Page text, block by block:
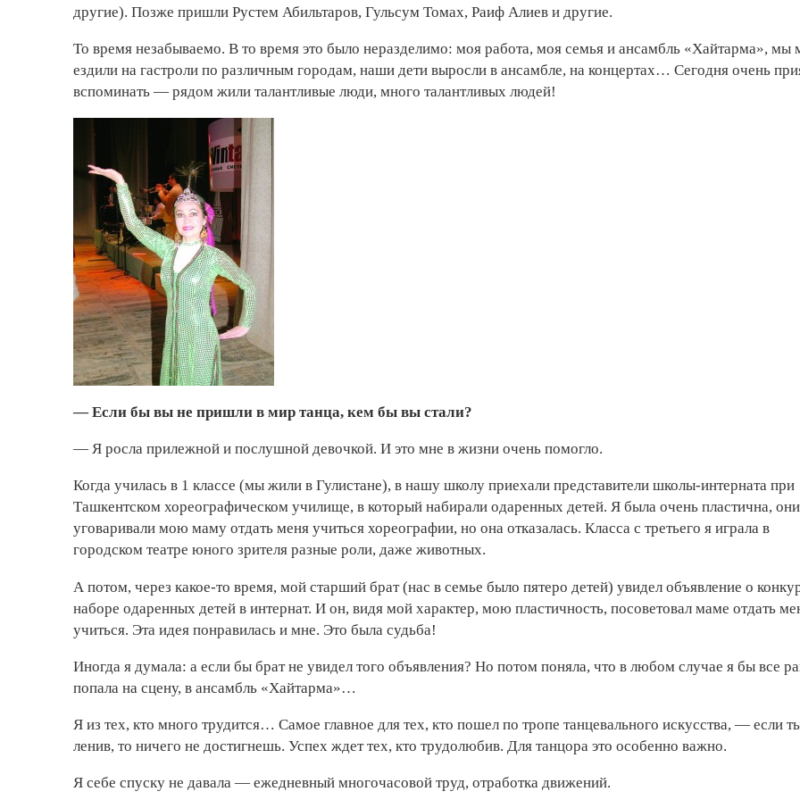
другие). Позже пришли Рустем Абильтаров, Гульсум Томах, Раиф Алиев и другие.
То время незабываемо. В то время это было неразделимо: моя работа, моя семья и ансамбль «Хайтарма», мы
ездили на гастроли по различным городам, наши дети выросли в ансамбле, на концертах… Сегодня очень
вспоминать — рядом жили талантливые люди, много талантливых людей!
— Если бы вы не пришли в мир танца, кем бы вы стали?
— Я росла прилежной и послушной девочкой. И это мне в жизни очень помогло.
Когда училась в 1 классе (мы жили в Гулистане), в нашу школу приехали представители школы-интерната при
Ташкентском хореографическом училище, в который набирали одаренных детей. Я была очень пластична, они
уговаривали мою маму отдать меня учиться хореографии, но она отказалась. Класса с третьего я играла в
городском театре юного зрителя разные роли, даже животных.
А потом, через какое-то время, мой старший брат (нас в семье было пятеро детей) увидел объявление о
наборе одаренных детей в интернат. И он, видя мой характер, мою пластичность, посоветовал маме отдать
учиться. Эта идея понравилась и мне. Это была судьба!
Иногда я думала: а если бы брат не увидел того объявления? Но потом поняла, что в любом случае я бы все
попала на сцену, в ансамбль «Хайтарма»…
Я из тех, кто много трудится… Самое главное для тех, кто пошел по тропе танцевального искусства, — если
ленив, то ничего не достигнешь. Успех ждет тех, кто трудолюбив. Для танцора это особенно важно.
Я себе спуску не давала — ежедневный многочасовой труд, отработка движений.